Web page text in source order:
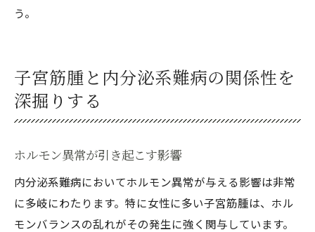
う。
子宮筋腫と内分泌系難病の関係性を
深掘りする
ホルモン異常が引き起こす影響
内分泌系難病においてホルモン異常が与える影響は非常
に多岐にわたります。特に女性に多い子宮筋腫は、ホル
モンバランスの乱れがその発生に強く関与しています。